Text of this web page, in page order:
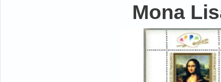
Mona